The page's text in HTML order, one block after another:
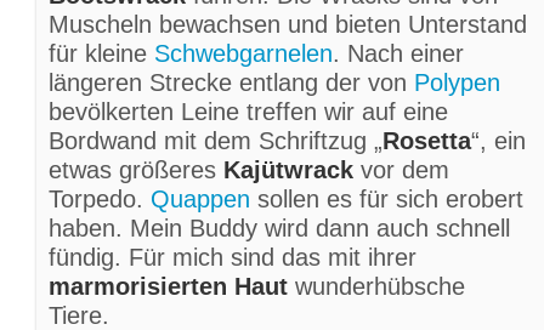
Muscheln bewachsen und bieten Unterstand
für kleine Schwebgarnelen. Nach einer
längeren Strecke entlang der von Polypen
bevölkerten Leine treffen wir auf eine
Bordwand mit dem Schriftzug „Rosetta“, ein
etwas größeres Kajütwrack vor dem
Torpedo. Quappen sollen es für sich erobert
haben. Mein Buddy wird dann auch schnell
fündig. Für mich sind das mit ihrer
marmorisierten Haut wunderhübsche
Tiere.